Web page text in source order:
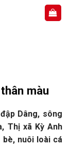
màu
Dâng, sông
Thị xã Kỳ Anh
bè, nuôi loài cá